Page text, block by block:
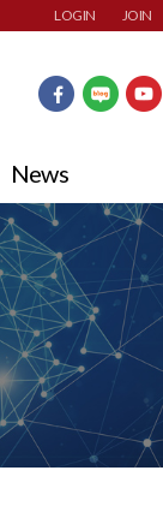
LOGIN JOIN
News